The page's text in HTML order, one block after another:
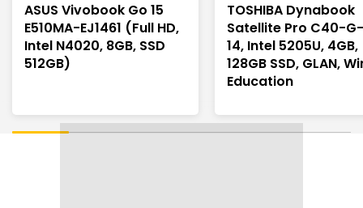
ASUS Vivobook Go 15
E510MA-EJ1461 (Full HD,
Intel N4020, 8GB, SSD
512GB)
TOSHIBA Dynabook
Satellite Pro C40-
14, Intel 5205U, 4GB,
128GB SSD, GLAN,
Education